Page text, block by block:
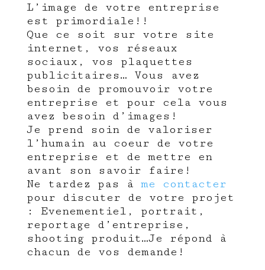
L’image de votre entreprise
est primordiale!!
Que ce soit sur votre site
internet, vos réseaux
sociaux, vos plaquettes
publicitaires… Vous avez
besoin de promouvoir votre
entreprise et pour cela vous
avez besoin d’images!
Je prend soin de valoriser
l’humain au coeur de votre
entreprise et de mettre en
avant son savoir faire!
Ne tardez pas à me contacter
pour discuter de votre projet
: Evenementiel, portrait,
reportage d’entreprise,
shooting produit…Je répond à
chacun de vos demande!